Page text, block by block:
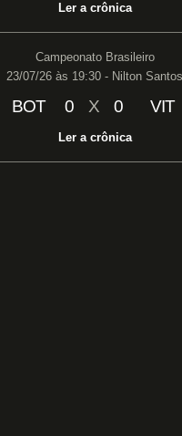
Ler a crônica
Campeonato Brasileiro
23/07/26 às 19:30 - Nilton Santos
BOT 0 X 0 VIT
Ler a crônica